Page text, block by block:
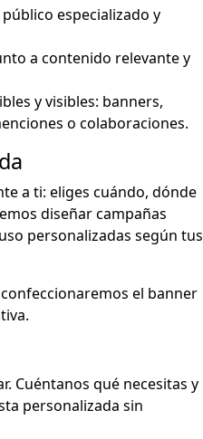
especializado y
a contenido relevante y
y visibles: banners,
o colaboraciones.
a ti: eliges cuándo, dónde
diseñar campañas
personalizadas según tus
el banner
Cuéntanos qué necesitas y
personalizada sin